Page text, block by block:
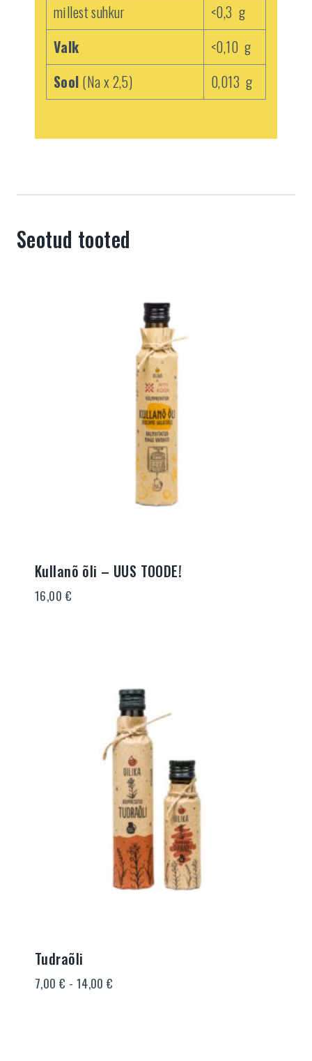
millest suhkur
<0,3 g
Valk
<0,10 g
Sool (Na x 2,5) 0,013 g
Seotud tooted
Kullanõ õli – UUS TOODE!
16,00 €
Tudraõli
7,00€ - 14,00€